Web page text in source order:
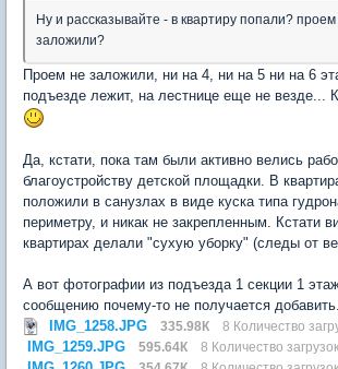
Ну и рассказывайте - в квартиру попали?
заложили?
Проем не заложили, ни на 4, ни на 5 ни на 6
подъезде лежит, на лестнице еще не везде...
Да, кстати, пока там были активно велись
благоустройству детской площадки. В
положили в санузлах в виде куска типа
периметру, и никак не закрепленным. Кстати
квартирах делали "сухую уборку" (следы от
А вот фотографии из подъезда 1 секции 1
сообщению почему-то не получается добавить.
IMG_1258.JPG
335.98К 8 Количество
IMG_1259.JPG 595.64К 8 Количество